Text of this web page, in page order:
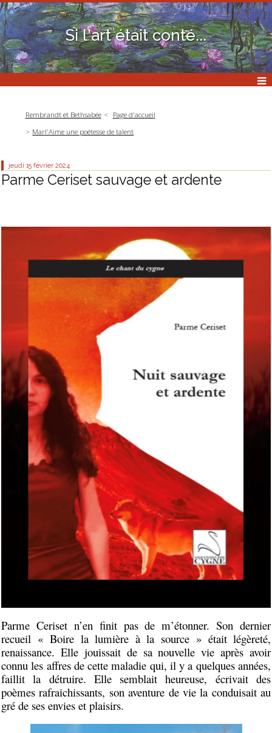
Si l'art était conté...
Rembrandt et Bethsabée
Page d'accueil
Marl'Aime une poétesse de talent
jeudi 15 février 2024
Parme Ceriset sauvage et ardente
Parme Ceriset n’en finit pas de m’étonner. Son dernier
recueil « Boire la lumière à la source » était légèreté,
renaissance. Elle jouissait de sa nouvelle vie après avoir
connu les affres de cette maladie qui, il y a quelques années,
faillit la détruire. Elle semblait heureuse, écrivait des
poèmes rafraichissants, son aventure de vie la conduisait au
gré de ses envies et plaisirs.